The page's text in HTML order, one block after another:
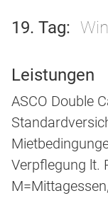
19. Tag
Leistungen
ASCO Double
Verpflegung lt.